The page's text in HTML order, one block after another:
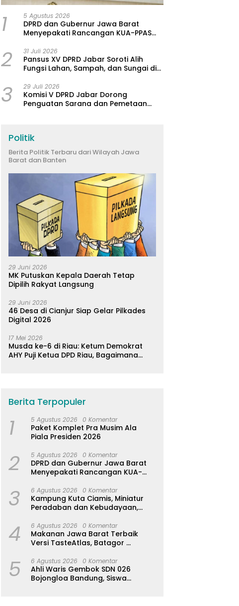
1 5 Agustus 2026
DPRD dan Gubernur Jawa Barat
Menyepakati Rancangan KUA-PPAS
2 31 Juli 2026
Pansus XV DPRD Jabar Soroti Alih
Fungsi Lahan, Sampah, dan Sungai di
3 29 Juli 2026
Komisi V DPRD Jabar Dorong
Penguatan Sarana dan Pemetaan
Politik
Berita Politik Terbaru dari Wilayah Jawa
Barat dan Banten
29 Juni 2026
MK Putuskan Kepala Daerah Tetap
Dipilih Rakyat Langsung
29 Juni 2026
46 Desa di Cianjur Siap Gelar Pilkades
Digital 2026
17 Mei 2026
Musda ke-6 di Riau: Ketum Demokrat
AHY Puji Ketua DPD Riau, Bagaimana
Berita Terpopuler
1 5 Agustus 2026 0 Komentar
Paket Komplet Pra Musim Ala
Piala Presiden 2026
2 5 Agustus 2026 0 Komentar
DPRD dan Gubernur Jawa Barat
Menyepakati Rancangan KUA-
3 6 Agustus 2026 0 Komentar
Kampung Kuta Ciamis, Miniatur
Peradaban dan Kebudayaan,
Dijaga
4 6 Agustus 2026 0 Komentar
Makanan Jawa Barat Terbaik
Versi TasteAtlas, Batagor
5 6 Agustus 2026 0 Komentar
Ahli Waris Gembok SDN 026
Bojongloa Bandung, Siswa